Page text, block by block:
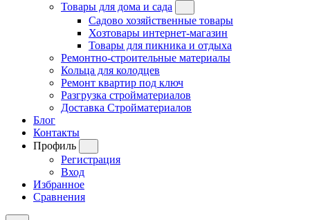
Товары для дома и сада
Садово хозяйственные товары
Хозтовары интернет-магазин
Товары для пикника и отдыха
Ремонтно-строительные материалы
Кольца для колодцев
Ремонт квартир под ключ
Разгрузка стройматериалов
Доставка Стройматериалов
Блог
Контакты
Профиль
Регистрация
Вход
Избранное
Сравнения